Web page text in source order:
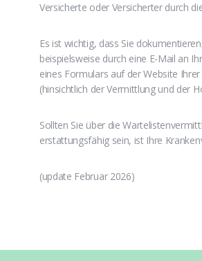
Versicherte oder Versicherter durch
Es ist wichtig, dass Sie
beispielsweise durch eine E-Mail an
eines Formulars auf der Website
(hinsichtlich der Vermittlung und der
Sollten Sie über die
erstattungsfähig sein, ist Ihre
(update Februar 2026)